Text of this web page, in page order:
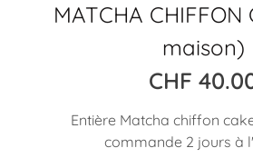
MATCHA
maison)
CHF
Entière Matcha chiffon
commande 2 jours à